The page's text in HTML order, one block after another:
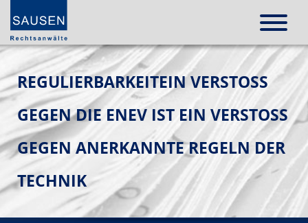
REGULIERBARKEITEIN VERSTOSS G
EGEN DIE ENEV IST EIN VERSTOSS GE
GEN ANERKANNTE REGELN DER TE
CHNIK